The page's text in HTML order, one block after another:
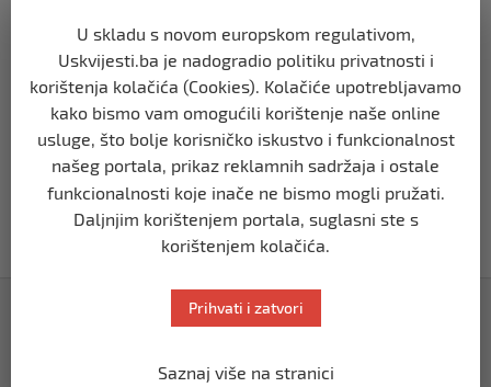
Putin: Spremni smo vojno uzvratiti
Zapadu
prije 11 mjeseci
SVIJET
Papa Lav XIV izjavio da je situacija vrlo
ozbiljna nakon izraelskog napada na
Dohu
prije 11 mjeseci
U skladu s novom europskom regulativom,
Uskvijesti.ba je nadogradio politiku privatnosti i
korištenja kolačića (Cookies). Kolačiće upotrebljavamo
kako bismo vam omogućili korištenje naše online
usluge, što bolje korisničko iskustvo i funkcionalnost
našeg portala, prikaz reklamnih sadržaja i ostale
funkcionalnosti koje inače ne bismo mogli pružati.
Daljnjim korištenjem portala, suglasni ste s
korištenjem kolačića.
Prihvati i zatvori
Saznaj više na stranici